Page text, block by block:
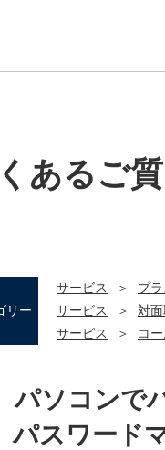
あるご
リー
サービス プ
サービス
対面
サービス
コー
パソコンで
パスワード